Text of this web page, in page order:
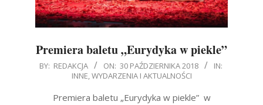
Premiera baletu „Eurydyka w piekle”
2018-
BY: REDAKCJA ON: 30 PAŹDZIERNIKA 2018
IN:
INNE,WYDARZENIA I AKTUALNOŚCI
Premiera baletu „Eurydyka w piekle” w